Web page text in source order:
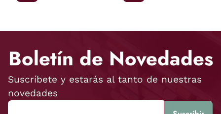
Boletín de Novedades
Suscríbete y estarás al tanto de nuestras
novedades